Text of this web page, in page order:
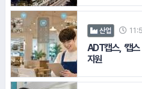
산업
ADT캡스, ‘캡
지원
#한국콜마
#키움증권